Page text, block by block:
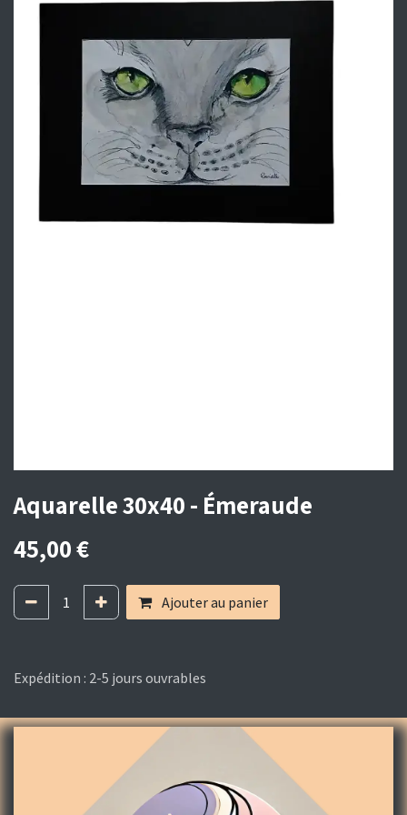
Aquarelle 30x40 - Émeraude
45,00€
Ajouter au panier
Expédition : 2-5 jours ouvrables